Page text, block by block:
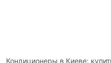
Кондиционеры в Киеве: